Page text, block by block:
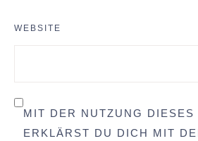
WEBSITE
MIT DER NUTZUNG DIESES
ERKLÄRST DU DICH MIT